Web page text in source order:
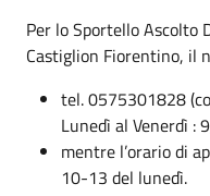
Per lo Sportello Ascolto
Castiglion Fiorentino, il
tel. 0575301828
Lunedì al Venerdì :
mentre l’orario di
10-13 del lunedì.